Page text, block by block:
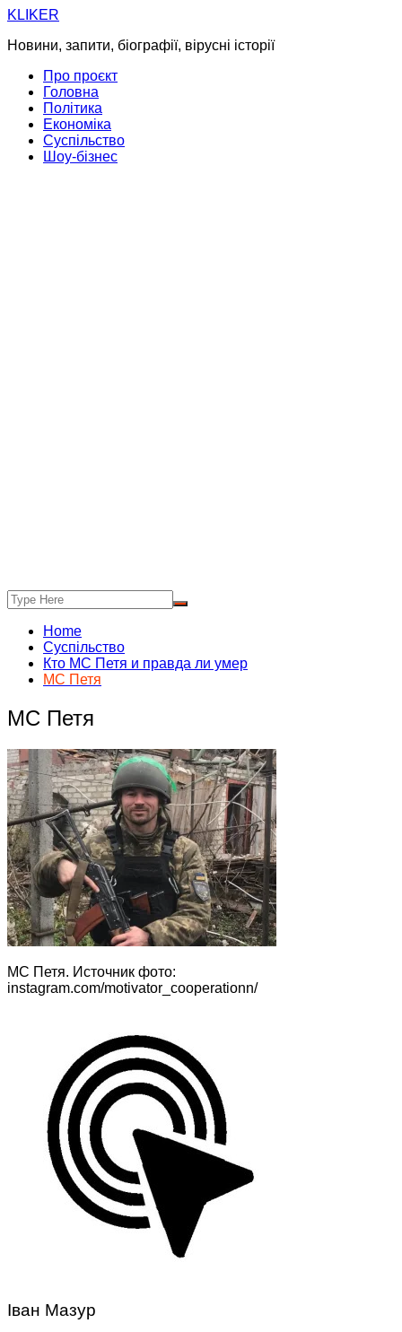
Skip
content
KLIKER
Новини, запити, біографії, вірусні історії
Про проєкт
Головна
Політика
Економіка
Суспільство
Шоу-бізнес
Home
Суспільство
Кто МС Петя и правда ли умер
МС Петя
МС Петя
МС Петя. Источник фото:
instagram.com/motivator_cooperationn/
Іван Мазур